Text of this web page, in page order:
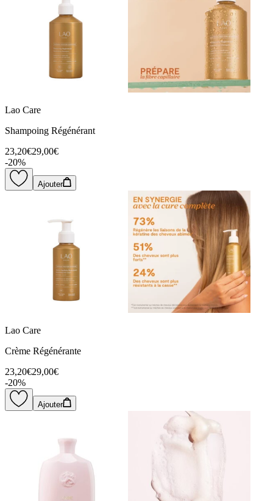
Lao Care
Shampoing Régénérant
23,20€29,00€
-20%
Ajouter
Lao Care
Crème Régénérante
23,20€29,00€
-20%
Ajouter